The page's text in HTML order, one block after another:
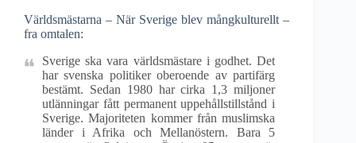
Världsmästarna – När Sverige blev mångkulturellt –
fra omtalen:
Sverige ska vara världsmästare i godhet. Det
har svenska politiker oberoende av partifärg
bestämt. Sedan 1980 har cirka 1,3 miljoner
utlänningar fått permanent uppehållstillstånd i
Sverige. Majoriteten kommer från muslimska
länder i Afrika och Mellanöstern. Bara 5